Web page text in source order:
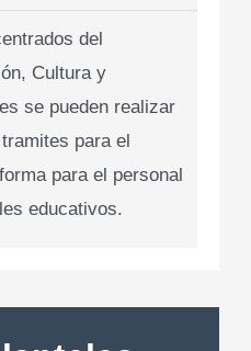
del
Cultura y
se pueden realizar
para el
para el personal
educativos.